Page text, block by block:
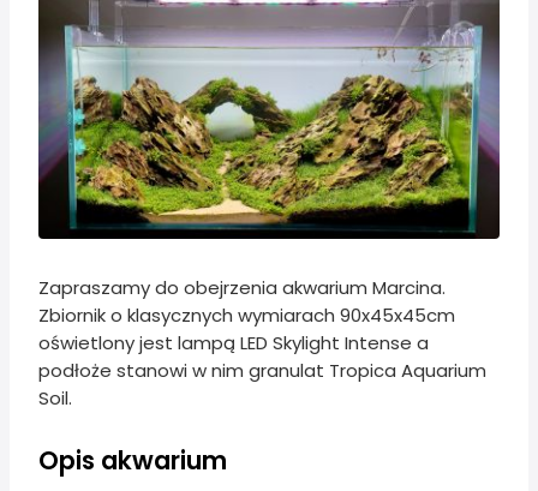
Zapraszamy do obejrzenia akwarium Marcina.
Zbiornik o klasycznych wymiarach 90x45x45cm
oświetlony jest lampą LED Skylight Intense a
podłoże stanowi w nim granulat Tropica Aquarium
Soil.
Opis akwarium